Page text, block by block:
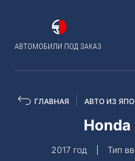
АВТОМОБИЛИ ПОД ЗАКАЗ
ГЛАВНАЯ АВТО ИЗ
Honda
2017 год Тип